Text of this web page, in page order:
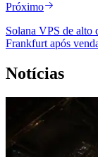
Próximo
Solana VPS de alto
Frankfurt após
Notícias